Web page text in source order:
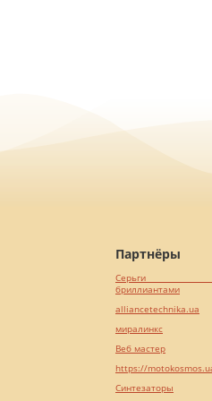
Партнёры
Серьги
бриллиантами
alliancetechnika.ua
миралинкс
Веб мастер
https://
Синтезаторы